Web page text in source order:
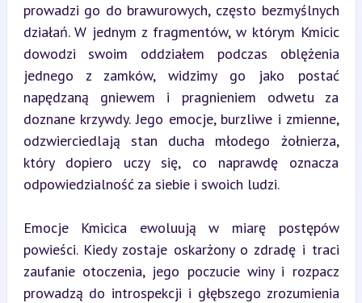
prowadzi go do brawurowych, często bezmyślnych
działań. W jednym z fragmentów, w którym Kmicic
dowodzi swoim oddziałem podczas oblężenia
jednego z zamków, widzimy go jako postać
napędzaną gniewem i pragnieniem odwetu za
doznane krzywdy. Jego emocje, burzliwe i zmienne,
odzwierciedlają stan ducha młodego żołnierza,
który dopiero uczy się, co naprawdę oznacza
odpowiedzialność za siebie i swoich ludzi.
Emocje Kmicica ewoluują w miarę postępów
powieści. Kiedy zostaje oskarżony o zdradę i traci
zaufanie otoczenia, jego poczucie winy i rozpacz
prowadzą do introspekcji i głębszego zrozumienia